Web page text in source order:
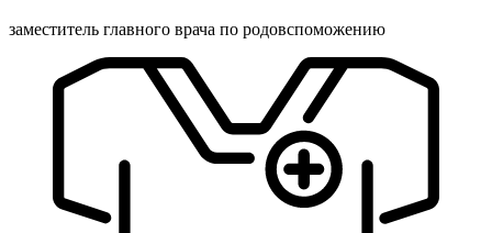
заместитель главного врача по родовспоможению